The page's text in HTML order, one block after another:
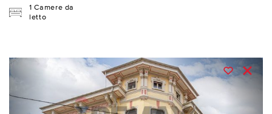
1 Camere da
letto